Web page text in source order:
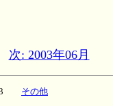
次: 2003年06月
その他